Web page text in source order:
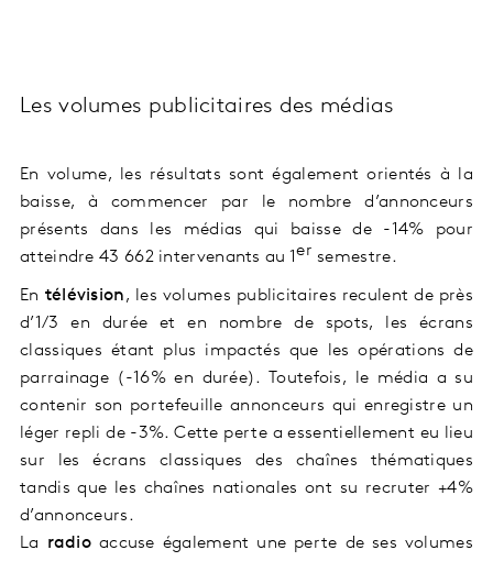
Les volumes publicitaires des médias
En volume, les résultats sont également orientés à la
baisse, à commencer par le nombre d’annonceurs
présents dans les médias qui baisse de -14% pour
atteindre 43 662 intervenants au 1er semestre.
En télévision, les volumes publicitaires reculent de près
d’1/3 en durée et en nombre de spots, les écrans
classiques étant plus impactés que les opérations de
parrainage (-16% en durée). Toutefois, le média a su
contenir son portefeuille annonceurs qui enregistre un
léger repli de -3%. Cette perte a essentiellement eu lieu
sur les écrans classiques des chaînes thématiques
tandis que les chaînes nationales ont su recruter +4%
d’annonceurs.
La radio accuse également une perte de ses volumes